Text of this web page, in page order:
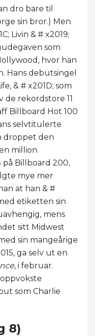
dro bare til
sin bror.) Men
Livin & # x2019;
som
hvor han
Hans debutsingel
& # x201D; som
de rekordstore 11
Billboard Hot 100
selvtitulerte
droppet den
million
på Billboard 200,
mye mer
at han & #
etiketten sin
mens
sitt Midwest
sin mangeårige
ga selv ut en
, i februar.
som Charlie
8)